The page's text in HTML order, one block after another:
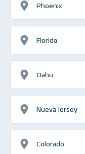
Phoenix
Florida
Oahu
Nueva Jersey
Colorado